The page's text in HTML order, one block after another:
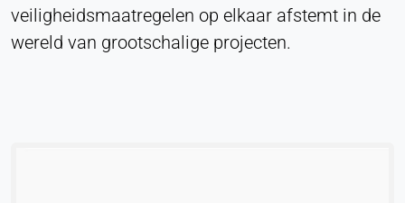
veiligheidsmaatregelen op elkaar afstemt in de
wereld van grootschalige projecten.